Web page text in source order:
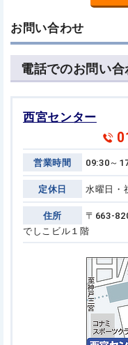
お問い合わせ
電話でのお問い合
西宮センター
営業時間 09:30～
定休日 水曜日・
住所 〒663-
でしこビル１階